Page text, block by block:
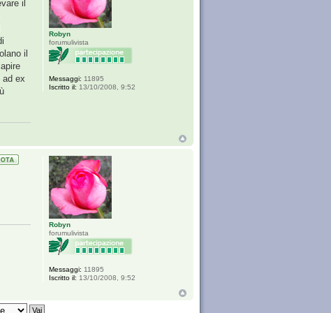
il
il
ad ex
Robyn
forumulivista
Messaggi: 11895
Iscritto il: 13/10/2008, 9:52
Robyn
forumulivista
Messaggi: 11895
Iscritto il: 13/10/2008, 9:52